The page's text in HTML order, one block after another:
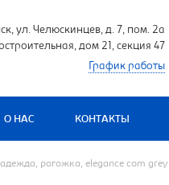
ул. Челюскинцев, д. 7, пом. 2а
дом 21, секция 47
График работы
О НАС КОНТАКТЫ
рогожка, elegance com grey